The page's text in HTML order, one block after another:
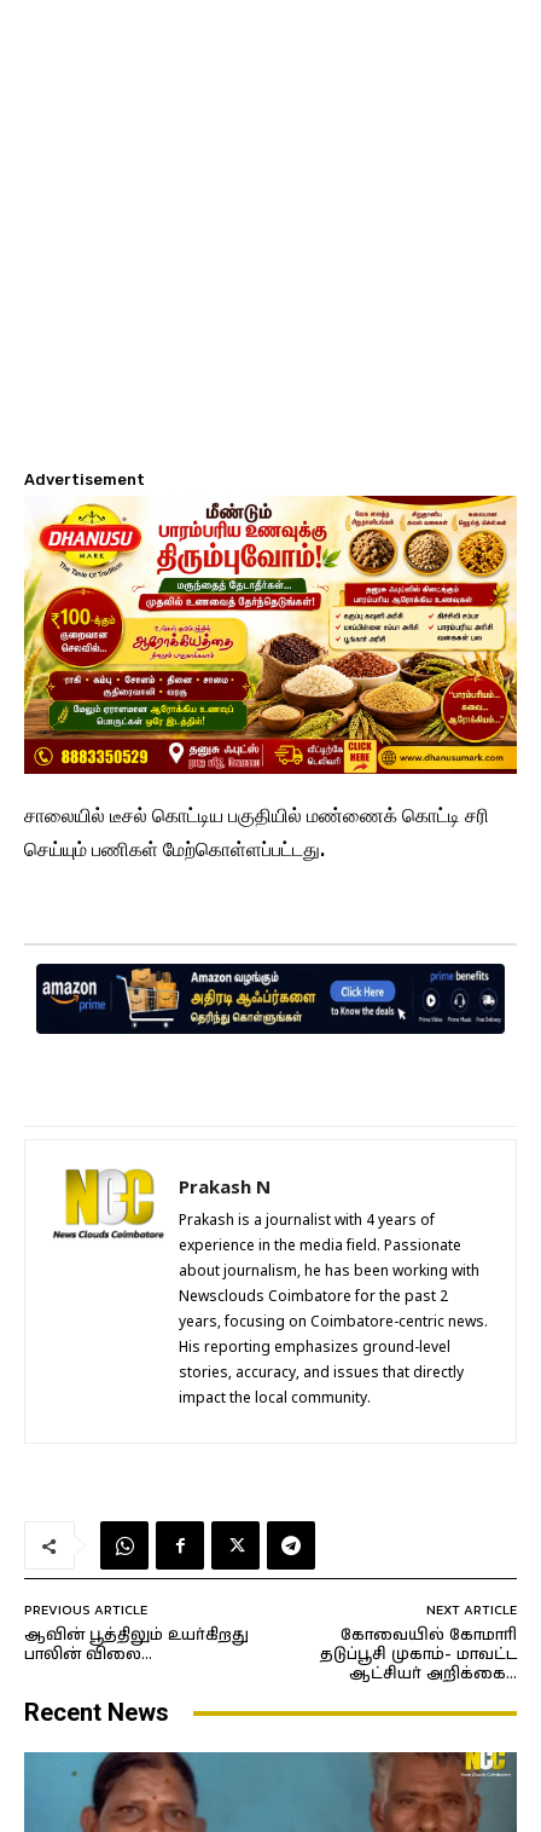
Advertisement
சாலையில் டீசல் கொட்டிய பகுதியில் மண்ணைக் கொட்டி சரி
செய்யும் பணிகள் மேற்கொள்ளப்பட்டது.
Prakash N
Prakash is a journalist with 4 years of
experience in the media field. Passionate
about journalism, he has been working with
Newsclouds Coimbatore for the past 2
years, focusing on Coimbatore-centric news.
His reporting emphasizes ground-level
stories, accuracy, and issues that directly
impact the local community.
PREVIOUS ARTICLE
ஆவின் பூத்திலும் உயர்கிறது
பாலின் விலை…
NEXT ARTICLE
கோவையில் கோமாரி
தடுப்பூசி முகாம்- மாவட்ட
ஆட்சியர் அறிக்கை…
Recent News